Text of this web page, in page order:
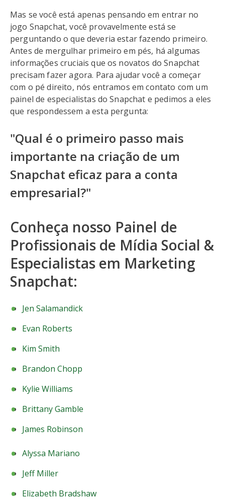
Mas se você está apenas pensando em entrar no
jogo Snapchat, você provavelmente está se
perguntando o que deveria estar fazendo primeiro.
Antes de mergulhar primeiro em pés, há algumas
informações cruciais que os novatos do Snapchat
precisam fazer agora. Para ajudar você a começar
com o pé direito, nós entramos em contato com um
painel de especialistas do Snapchat e pedimos a eles
que respondessem a esta pergunta:
"Qual é o primeiro passo mais
importante na criação de um
Snapchat eficaz para a conta
empresarial?"
Conheça nosso Painel de
Profissionais de Mídia Social &
Especialistas em Marketing
Snapchat:
Jen Salamandick
Evan Roberts
Kim Smith
Brandon Chopp
Kylie Williams
Brittany Gamble
James Robinson
Alyssa Mariano
Jeff Miller
Elizabeth Bradshaw